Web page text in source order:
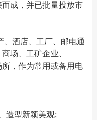
成，并已批量投放市
酒店、工厂、邮电通
场、工矿企业、
，作为常用或备用电
造型新颖美观;